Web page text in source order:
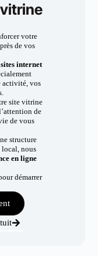
votre
de vos
internet
activité, vos
site vitrine
de
de vous
structure
local, nous
en ligne
démarrer